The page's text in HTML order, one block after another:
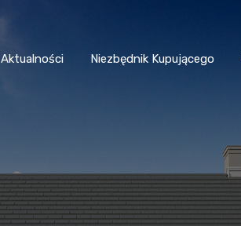
Aktualności Niezbędnik Kupującego